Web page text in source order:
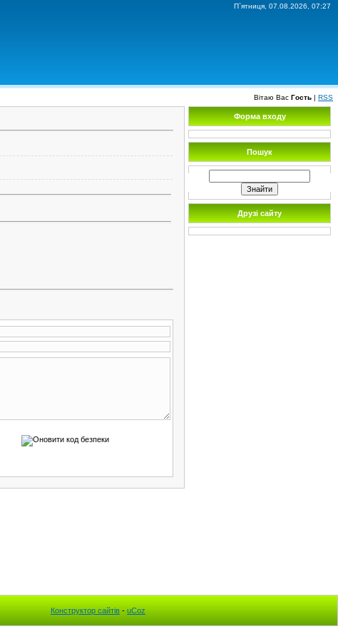
П`ятниця, 07.08.2026, 07:27
Вітаю Вас Гость | RSS
Форма входу
Пошук
Друзі сайту
Конструктор сайтів - uCoz